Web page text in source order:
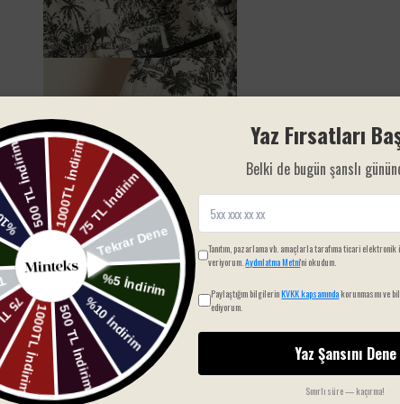
Yaz Fırsatları
Belki de bugün şanslı
Tanıtım, pazarlama vb. amaçlarla tarafıma ticari
veriyorum.Aydınlatma Metni'ni okudum.
Paylaştığım bilgilerinKVKK kapsamında korunmasını ve
ediyorum.
Yaz Şansını Dene
Sınırlı süre — kaçırma!